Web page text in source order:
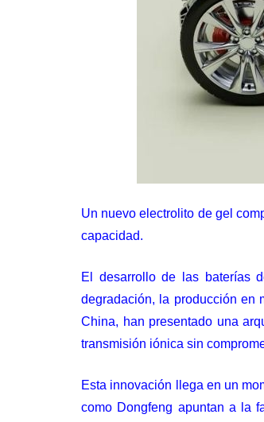
Un nuevo electrolito de gel
capacidad.
El desarrollo de las baterías
degradación, la producción en
China, han presentado una
transmisión iónica sin
Esta innovación llega en un
como Dongfeng apuntan a la